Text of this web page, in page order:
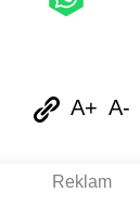
A+ A-